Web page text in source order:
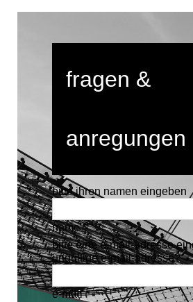
fragen &
anregungen
bitte ihren namen eingeben
name *
bitte eine e-mail-adresse
ungültige e-mail-adresse?
e-mail *